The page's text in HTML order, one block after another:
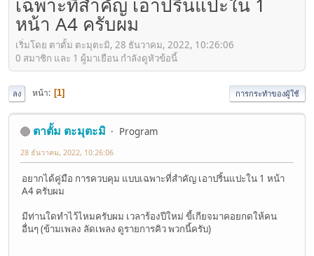
หน้า A4 ครับผม
เริ่มโดย ตาตั้ม ตะมุตะมิ, 28 ธันวาคม, 2022, 10:26:06
0 สมาชิก และ 1 ผู้มาเยือน กำลังดูหัวข้อนี้
ลง หน้า 1 การกระทำของผู้ใช้
ตาตั้ม ตะมุตะมิ Program
28 ธันวาคม, 2022, 10:26:06
อยากได้คู่มือ การควบคุม แบบเฉพาะที่สำคัญ เอาปริ้นแปะใน 1 หน้า
A4 ครับผม
มีท่านใดทำไว้ไหมครับผม เวลาร้องปีใหม่ ขี้เกียจมาคอยกดให้คน
อื่นๆ (ข้ามเพลง ลัดเพลง ดูรายการคิว พวกนี้ครับ)